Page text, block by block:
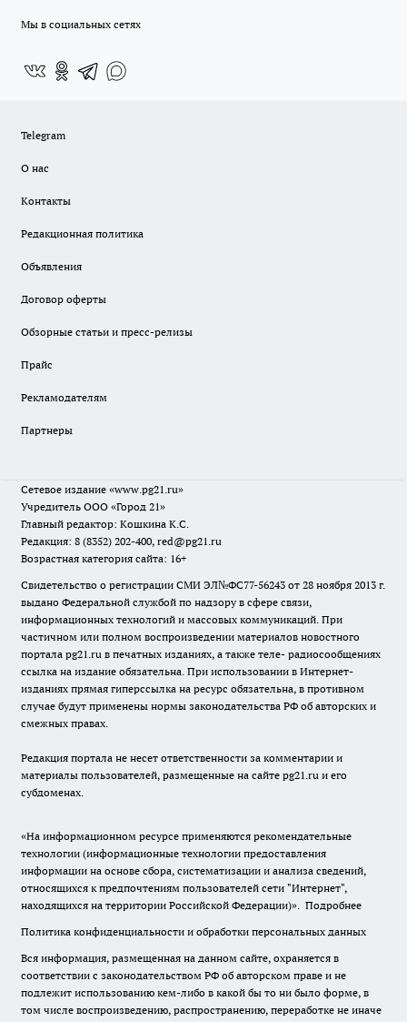
Мы в социальных сетях
Telegram
О нас
Контакты
Редакционная политика
Объявления
Договор оферты
Обзорные статьи и пресс-релизы
Прайс
Рекламодателям
Партнеры
Сетевое издание «www.pg21.ru»
Учредитель ООО «Город 21»
Главный редактор: Кошкина К.С.
Редакция: 8 (8352) 202-400, red@pg21.ru
Возрастная категория сайта: 16+
Свидетельство о регистрации СМИ ЭЛ№ФС77-56243 от 28 ноября 2013 г.
выдано Федеральной службой по надзору в сфере связи,
информационных технологий и массовых коммуникаций. При
частичном или полном воспроизведении материалов новостного
портала pg21.ru в печатных изданиях, а также теле- радиосообщениях
ссылка на издание обязательна. При использовании в Интернет-
изданиях прямая гиперссылка на ресурс обязательна, в противном
случае будут применены нормы законодательства РФ об авторских и
смежных правах.
Редакция портала не несет ответственности за комментарии и
материалы пользователей, размещенные на сайте pg21.ru и его
субдоменах.
«На информационном ресурсе применяются рекомендательные
технологии (информационные технологии предоставления
информации на основе сбора, систематизации и анализа сведений,
относящихся к предпочтениям пользователей сети "Интернет",
находящихся на территории Российской Федерации)». Подробнее
Политика конфиденциальности и обработки персональных данных
Вся информация, размещенная на данном сайте, охраняется в
соответствии с законодательством РФ об авторском праве и не
подлежит использованию кем-либо в какой бы то ни было форме, в
том числе воспроизведению, распространению, переработке не иначе